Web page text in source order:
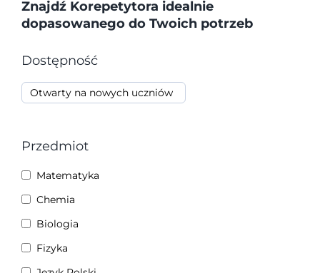
Blog
Rekrutacja
Znajdź Korepetytora idealnie
dopasowanego do Twoich potrzeb
Dostępność
Otwarty na nowych uczniów
Przedmiot
Matematyka
Chemia
Biologia
Fizyka